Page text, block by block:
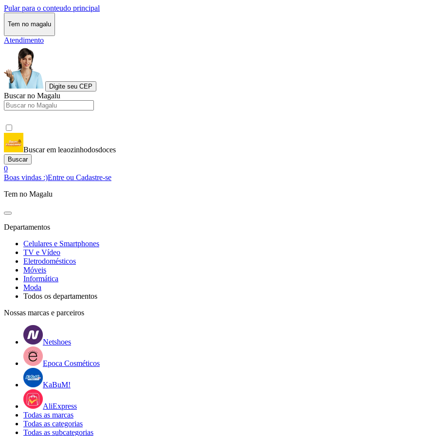
Pular para o conteudo principal
Tem no magalu
Atendimento
Digite seu CEP
Buscar no Magalu
Buscar em leaozinhodosdoces
Buscar
0
Boas vindas :)Entre ou Cadastre-se
Tem no Magalu
Departamentos
Celulares e Smartphones
TV e Vídeo
Eletrodomésticos
Móveis
Informática
Moda
Todos os departamentos
Nossas marcas e parceiros
Netshoes
Epoca Cosméticos
KaBuM!
AliExpress
Todas as marcas
Todas as categorias
Todas as subcategorias